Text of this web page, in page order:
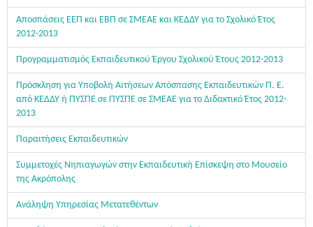
Αποσπάσεις ΕΕΠ και ΕΒΠ σε ΣΜΕΑΕ και ΚΕΔΔΥ για το Σχολικό Έτος
2012-2013
Προγραμματισμός Εκπαιδευτικού Έργου Σχολικού Έτους 2012-2013
Πρόσκληση για Υποβολή Αιτήσεων Απόσπασης Εκπαιδευτικών Π. Ε.
από ΚΕΔΔΥ ή ΠΥΣΠΕ σε ΠΥΣΠΕ σε ΣΜΕΑΕ για το Διδακτικό Έτος 2012-
2013
Παραιτήσεις Εκπαιδευτικών
Συμμετοχές Νηπιαγωγών στην Εκπαιδευτική Επίσκεψη στο Μουσείο
της Ακρόπολης
Ανάληψη Υπηρεσίας Μετατεθέντων